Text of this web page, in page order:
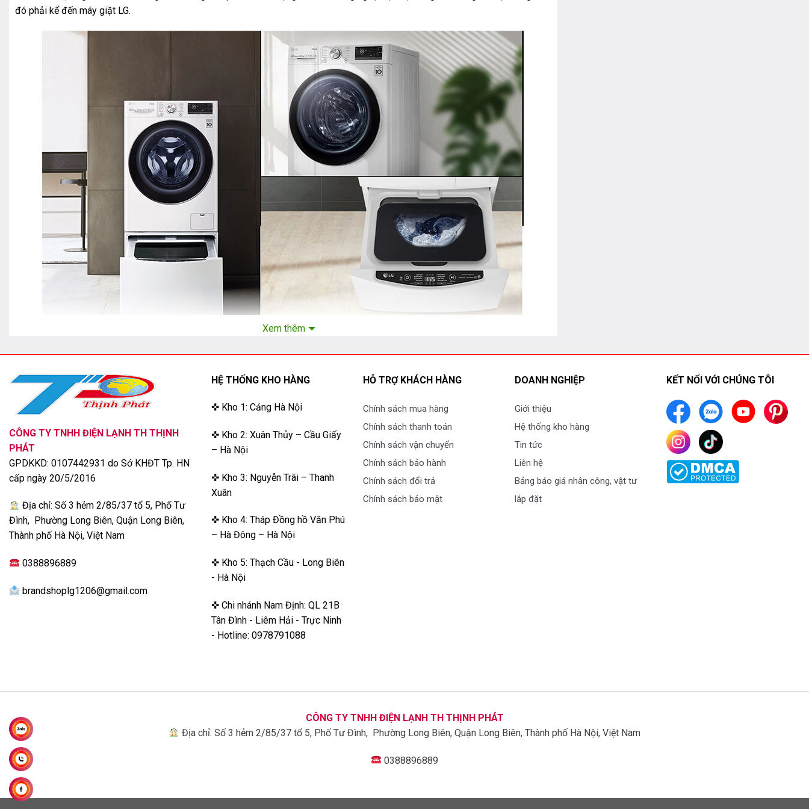
đó phải kể đến máy giặt LG.
Máy giặt LG không chỉ được sản xuất ở Hàn Quốc mà còn mở rộng ra các nước khác như Việt Nam, Trung Quốc.
Những ưu điểm nổi bật của máy giặt LG
Máy giặt LG có nhiều ưu điểm nổi bật, được khách hàng đánh giá cao như:
Thiết kế bắt mắt, bền bỉ
Xem thêm
CÔNG TY TNHH ĐIỆN LẠNH TH THỊNH
PHÁT
GPDKKD: 0107442931 do Sở KHĐT Tp. HN
cấp ngày 20/5/2016
Địa chỉ: Số 3 hẻm 2/85/37 tổ 5, Phố Tư
Đình, Phường Long Biên, Quận Long Biên,
Thành phố Hà Nội, Việt Nam
0388896889
brandshoplg1206@gmail.com
HỆ THỐNG KHO HÀNG
✜ Kho 1: Cảng Hà Nội
✜ Kho 2: Xuân Thủy – Cầu Giấy
– Hà Nội
✜ Kho 3: Nguyễn Trãi – Thanh
Xuân
✜ Kho 4: Tháp Đồng hồ Văn Phú
– Hà Đông – Hà Nội
✜ Kho 5: Thạch Cầu - Long Biên
- Hà Nội
✜ Chi nhánh Nam Định: QL 21B
Tân Đình - Liêm Hải - Trực Ninh
- Hotline: 0978791088
HỖ TRỢ KHÁCH HÀNG
Chính sách mua hàng
Chính sách thanh toán
Chính sách vận chuyển
Chính sách bảo hành
Chính sách đổi trả
Chính sách bảo mật
DOANH NGHIỆP
Giới thiệu
Hệ thống kho hàng
Tin tức
Liên hệ
Bảng báo giá nhân công, vật tư
lắp đặt
KẾT NỐI VỚI CHÚNG TÔI
CÔNG TY TNHH ĐIỆN LẠNH TH THỊNH PHÁT
Địa chỉ: Số 3 hẻm 2/85/37 tổ 5, Phố Tư Đình, Phường Long Biên, Quận Long Biên, Thành phố Hà Nội, Việt Nam
0388896889